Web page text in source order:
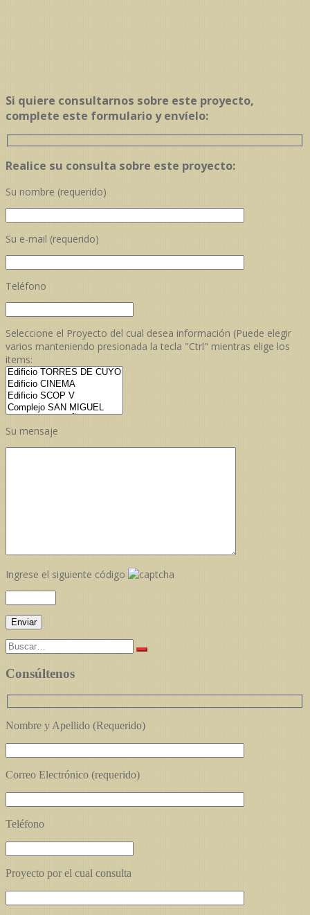
Si quiere consultarnos sobre este proyecto,
complete este formulario y envíelo:
Realice su consulta sobre este proyecto:
Su nombre (requerido)
Su e-mail (requerido)
Teléfono
Seleccione el Proyecto del cual desea información (Puede elegir
varios manteniendo presionada la tecla "Ctrl" mientras elige los
items:
Su mensaje
Ingrese el siguiente código
Buscar:
Consúltenos
Nombre y Apellido (Requerido)
Correo Electrónico (requerido)
Teléfono
Proyecto por el cual consulta